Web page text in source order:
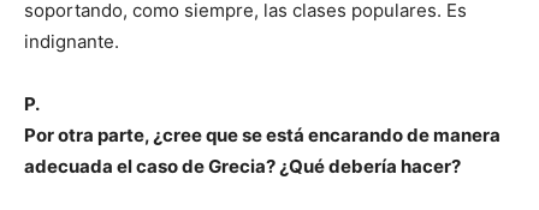
soportando, como siempre, las clases populares. Es
indignante.
P.
Por otra parte, ¿cree que se está encarando de manera
adecuada el caso de Grecia? ¿Qué debería hacer?